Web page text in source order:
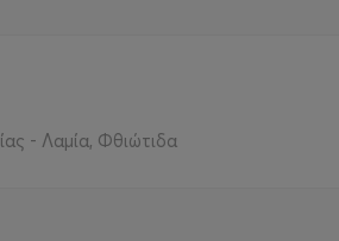
- Λαμία, Φθιώτιδα